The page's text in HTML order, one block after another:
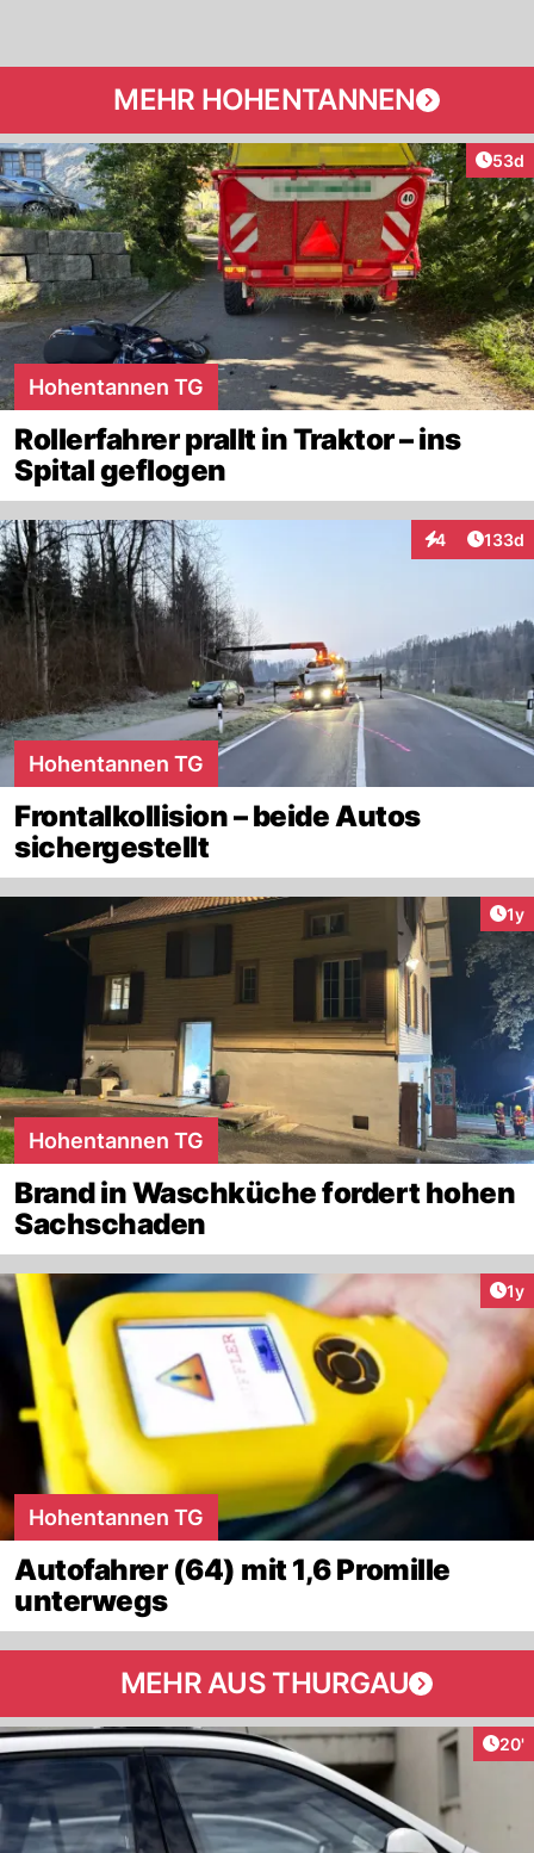
MEHR HOHENTANNEN
53d
Hohentannen TG
Rollerfahrer prallt in Traktor – ins
Spital geflogen
4
Interaktionen
133d
Hohentannen TG
Frontalkollision – beide Autos
sichergestellt
1y
Hohentannen TG
Brand in Waschküche fordert hohen
Sachschaden
1y
Hohentannen TG
Autofahrer (64) mit 1,6 Promille
unterwegs
MEHR AUS THURGAU
20'